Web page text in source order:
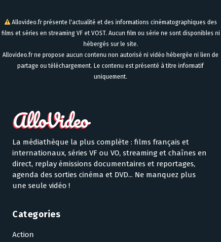
Allovideo.fr présente l'actualité et des informations cinématographiques des
films et séries en streaming VF et VOST. Aucun film ou série ne sont disponibles ni
hébergés sur le site.
Allovideo.fr ne propose aucun contenu non autorisé ni vidéo hébergée ni lien de
partage ou téléchargement. Le contenu est présenté à titre informatif
uniquement.
La médiathèque la plus complète : films français et
internationaux, séries VF ou VO, streaming et chaînes en
direct, replay émissions documentaires et reportages,
agenda des sorties cinéma et DVD... Ne manquez plus
une seule vidéo !
Categories
Action